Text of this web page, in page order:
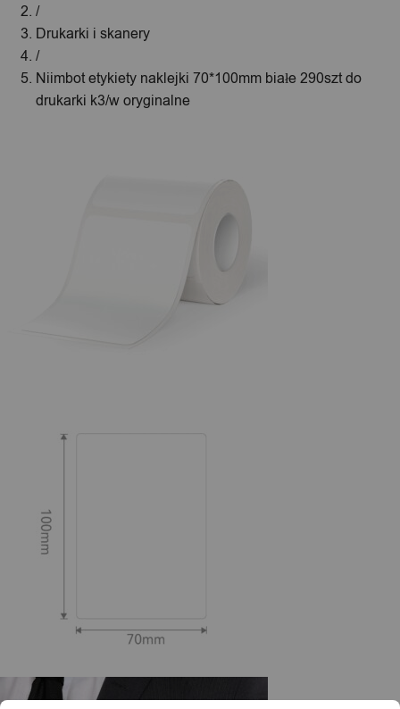
/
Drukarki i skanery
/
Niimbot etykiety naklejki 70*100mm białe 290szt do
drukarki k3/w oryginalne